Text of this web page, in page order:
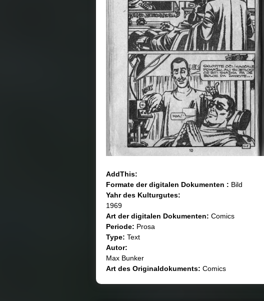
AddThis:
Formate der digitalen Dokumenten : Bild
Yahr des Kulturgutеs:
1969
Art der digitalen Dokumenten: Comics
Periode: Prosa
Type: Text
Autor:
Max Bunker
Art des Originaldokuments: Comics